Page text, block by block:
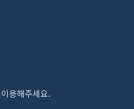
용해주세요.